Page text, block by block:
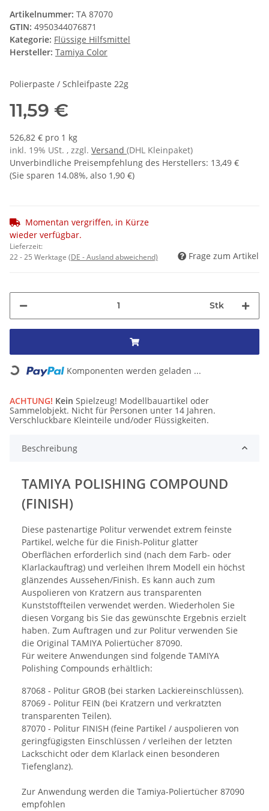
Artikelnummer: TA 87070
GTIN: 4950344076871
Kategorie: Flüssige Hilfsmittel
Hersteller: Tamiya Color
Polierpaste / Schleifpaste 22g
11,59 €
526,82 € pro 1 kg
inkl. 19% USt. , zzgl. Versand (DHL Kleinpaket)
Unverbindliche Preisempfehlung des Herstellers: 13,49 €
(Sie sparen 14.08%, also 1,90 €)
Momentan vergriffen, in Kürze
wieder verfügbar.
Lieferzeit:
22 - 25 Werktage (DE - Ausland abweichend) Frage zum Artikel
Stk
Loading... Komponenten werden geladen ...
ACHTUNG! Kein Spielzeug! Modellbauartikel oder
Sammelobjekt. Nicht für Personen unter 14 Jahren.
Verschluckbare Kleinteile und/oder Flüssigkeiten.
Beschreibung
TAMIYA POLISHING COMPOUND
(FINISH)
Diese pastenartige Politur verwendet extrem feinste
Partikel, welche für die Finish-Politur glatter
Oberflächen erforderlich sind (nach dem Farb- oder
Klarlackauftrag) und verleihen Ihrem Modell ein höchst
glänzendes Aussehen/Finish. Es kann auch zum
Auspolieren von Kratzern aus transparenten
Kunststoffteilen verwendet werden. Wiederholen Sie
diesen Vorgang bis Sie das gewünschte Ergebnis erzielt
haben. Zum Auftragen und zur Politur verwenden Sie
die Original TAMIYA Poliertücher 87090.
Für weitere Anwendungen sind folgende TAMIYA
Polishing Compounds erhältlich:
87068 - Politur GROB (bei starken Lackiereinschlüssen).
87069 - Politur FEIN (bei Kratzern und verkratzten
transparenten Teilen).
87070 - Politur FINISH (feine Partikel / auspolieren von
geringfügigsten Einschlüssen / verleihen der letzten
Lackschicht oder dem Klarlack einen besonderen
Tiefenglanz).
Zur Anwendung werden die Tamiya-Poliertücher 87090
empfohlen